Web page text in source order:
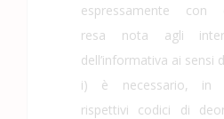
espressamente con
resa nota agli
dell’informativa ai sensi
i) è necessario, in
rispettivi codici di